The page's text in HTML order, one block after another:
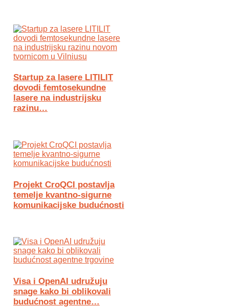
Startup za lasere LITILIT
dovodi femtosekundne
lasere na industrijsku
razinu…
Projekt CroQCI postavlja
temelje kvantno-sigurne
komunikacijske budućnosti
Visa i OpenAI udružuju
snage kako bi oblikovali
budućnost agentne…